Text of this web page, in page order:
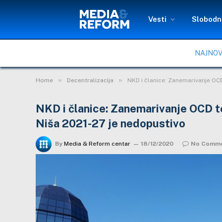
Vesti
Home » Decentralizacija » NKD i članice: Zanemarivanje
NKD i članice: Zanemarivanje
Niša 2021-27 je nedopustivo
By Media & Reform centar 18/12/2020 No